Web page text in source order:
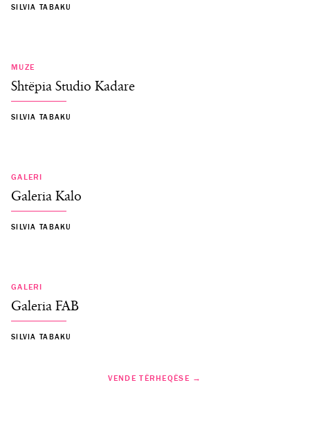
SILVIA TABAKU
MUZE
Shtëpia Studio Kadare
SILVIA TABAKU
GALERI
Galeria Kalo
SILVIA TABAKU
GALERI
Galeria FAB
SILVIA TABAKU
VENDE TËRHEQËSE →